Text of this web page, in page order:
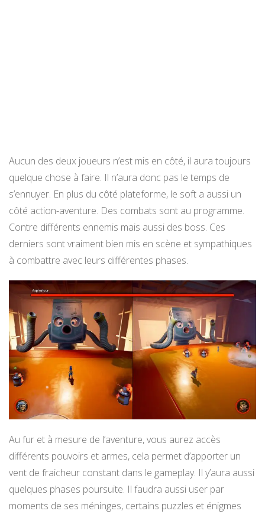
Aucun des deux joueurs n’est mis en côté, il aura toujours
quelque chose à faire. Il n’aura donc pas le temps de
s’ennuyer. En plus du côté plateforme, le soft a aussi un
côté action-aventure. Des combats sont au programme.
Contre différents ennemis mais aussi des boss. Ces
derniers sont vraiment bien mis en scène et sympathiques
à combattre avec leurs différentes phases.
Au fur et à mesure de l’aventure, vous aurez accès
différents pouvoirs et armes, cela permet d’apporter un
vent de fraicheur constant dans le gameplay. Il y’aura aussi
quelques phases poursuite. Il faudra aussi user par
moments de ses méninges, certains puzzles et énigmes